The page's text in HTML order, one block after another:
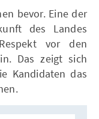
bevor. Eine der
des Landes
vor den
Das zeigt sich
Kandidaten das